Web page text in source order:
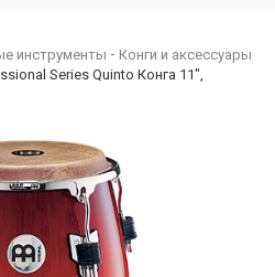
инструменты
Конги и аксессуары
Series Quinto Конга 11",